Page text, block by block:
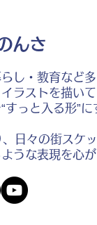
んさ
し・教育など
ラストを描いて
すっと入る形”
日々の街スケ
うな表現を心が